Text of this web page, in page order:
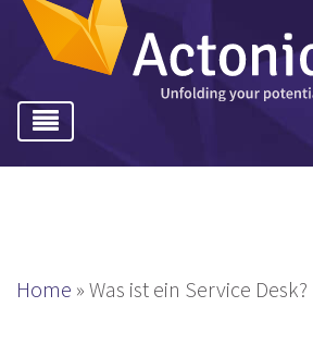
Home » Was ist ein Service Desk?